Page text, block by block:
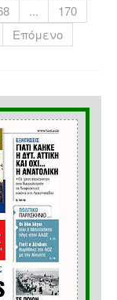
...
170
Επόμενο